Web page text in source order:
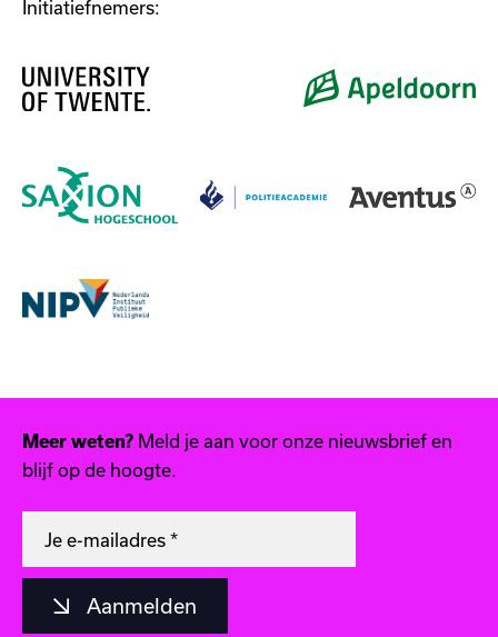
Initiatiefnemers:
Meer weten? Meld je aan voor onze nieuwsbrief en
blijf op de hoogte.
Aanmelden